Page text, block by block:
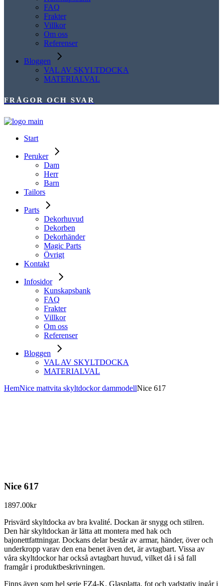
FAQ
Frakter
Villkor
Om oss
Referenser
Bloggen
VAL AV SKYLTDOCKA
MATERIALVAL
FRÅGOR OCH SVAR
Start
Peruker
Dam
Herr
Barn
Tailors
Parts
Dekorhuvud
Dekorben
Dekorhänder
Magic Parts
Övrigt
Kontakt
Infosidor
Kunskapsbank
FAQ
Frakter
Villkor
Om oss
Referenser
Bloggen
VAL AV SKYLTDOCKA
MATERIALVAL
HemNice mattvita skyltdockor dammodellNice 617
Nice 617
1897.00kr
Prisvärd skyltdocka av bra kvalité. Dockan är snygg och stilren.
Den här skyltdockan är lätta att montera med hak och
bajonettfattningar. Dockans delar består av armar, händer, över och
underkropp varav den ena benet även det, är avtagbart. Vissa av
våra skyltdockor har också avtagbart huvud, vilket då i så fall
framgår i produktbeskrivningen.
Finns även som hel serie FZ4-K. Glasplatta, fot och vadstativ ingår i